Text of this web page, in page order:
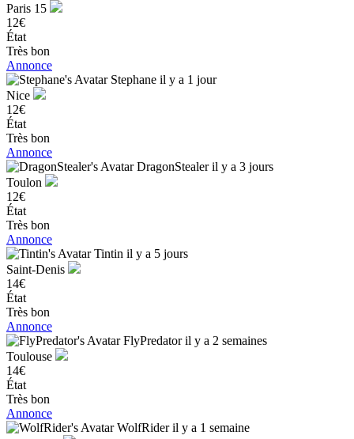
Paris 15
12€
État
Très bon
Annonce
Stephane il y a 1 jour
Nice
12€
État
Très bon
Annonce
DragonStealeril y a 3 jours
Toulon
12€
État
Très bon
Annonce
Tintin il y a 5 jours
Saint-Denis
14€
État
Très bon
Annonce
FlyPredatoril y a 2 semaines
Toulouse
14€
État
Très bon
Annonce
WolfRideril y a 1 semaine